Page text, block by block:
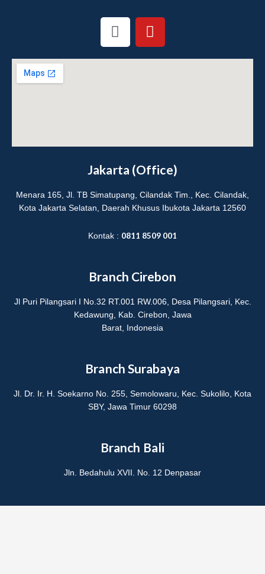
I
n
m
Y
o
Jakarta (Office)
Menara 165, Jl. TB Simatupang, Cilandak Tim., Kec. Cilandak,
Kota Jakarta Selatan, Daerah Khusus Ibukota Jakarta 12560
Kontak : 0811 8509 001
Branch Cirebon
Jl Puri Pilangsari I No.32 RT.001 RW.006, Desa Pilangsari, Kec.
Kedawung, Kab. Cirebon, Jawa
Barat, Indonesia
Branch Surabaya
Jl. Dr. Ir. H. Soekarno No. 255, Semolowaru, Kec. Sukolilo, Kota
SBY, Jawa Timur 60298
Branch Bali
Jln. Bedahulu XVII. No. 12 Denpasar